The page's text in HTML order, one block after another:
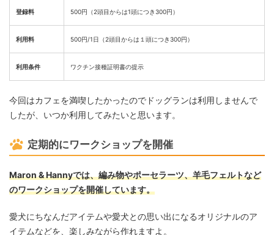
登録料 500円（2頭目からは1頭につき300円）
利用料 500円/1日（2頭目からは１頭につき300円）
利用条件 ワクチン接種証明書の提示
今回はカフェを満喫したかったのでドッグランは利用しませんで
したが、いつか利用してみたいと思います。
定期的にワークショップを開催
Maron & Hannyでは、編み物やポーセラーツ、羊毛フェルトなど
のワークショップを開催しています。
愛犬にちなんだアイテムや愛犬との思い出になるオリジナルのア
イテムなどを、楽しみながら作れますよ。